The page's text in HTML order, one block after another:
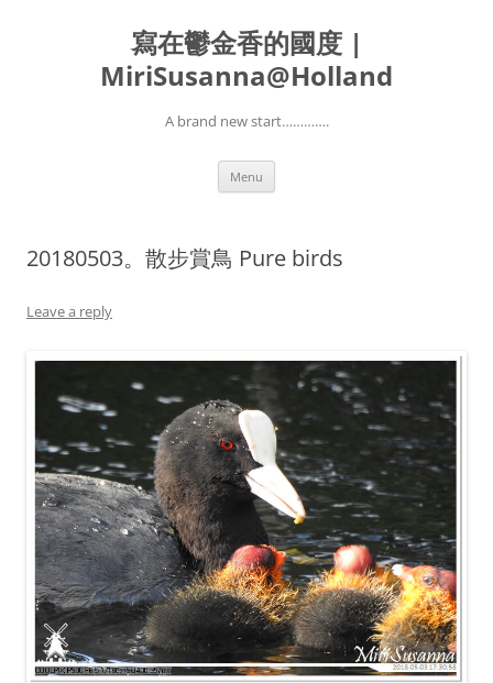
寫在鬱金香的國度 |
MiriSusanna@Holland
A brand new start………….
Menu
20180503。散步賞鳥 Pure birds
Leave a reply